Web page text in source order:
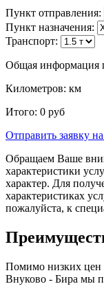
Пункт отправления:
Пункт назначения:
Транспорт:
Общая информация
Километров: км
Итого: 0 руб
Отправить заявку
Обращаем Ваше
характеристики
характер. Для
характеристиках
пожалуйста, к
Помимо низких цен
Внуково - Бира мы